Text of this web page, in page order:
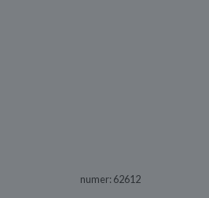
numer: 62612